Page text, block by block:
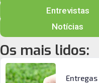
Entrevistas
Notícias
Os mais lidos:
Entregas